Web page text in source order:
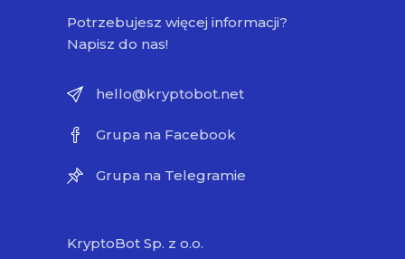
Potrzebujesz więcej informacji?
Napisz do nas!
hello@kryptobot.net
Grupa na Facebook
Grupa na Telegramie
KryptoBot Sp. z o.o.